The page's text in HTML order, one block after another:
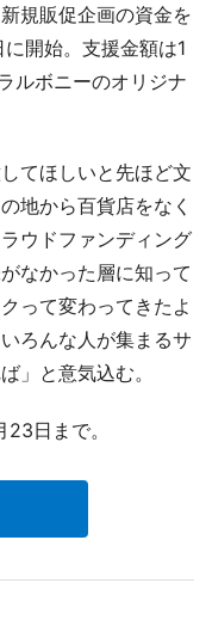
規販促企画の資金を
開始。支援金額は1
ルボニーのオリジナ
てほしいと先ほど文
地から百貨店をなく
ウドファンディング
なかった層に知って
って変わってきたよ
ろんな人が集まるサ
」と意気込む。
日まで。